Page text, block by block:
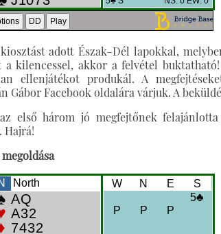
adott Észak–Dél lapokkal,
kilencessel, akkor a felvétel
ellenjátékot produkál. A
Gábor Facebook oldalára várjuk. A
első három jó megfejtőnek
Hajrá!